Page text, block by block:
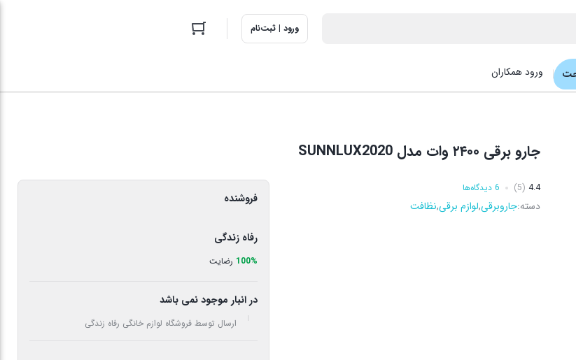
ورود | ثبت‌نام
ورود همکاران
جارو برقی ۲۴۰۰ وات مدل SUNNLUX2020
4.4
(5) 6 دیدگاه‌ها
دسته:جاروبرقی,لوازم برقی,نظافت فروشنده
رفاه زندگی
100% رضایت
در انبار موجود نمی باشد
ارسال توسط فروشگاه لوازم خانگی رفاه زندگی